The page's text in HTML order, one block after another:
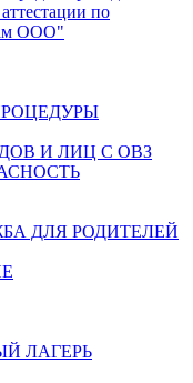
по
ООО"
И ЛИЦ С ОВЗ
ДЛЯ РОДИТЕЛЕЙ
ЛАГЕРЬ